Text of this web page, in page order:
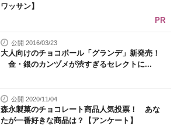
ワッサン】
PR
公開 2016/03/23
大人向けのチョコボール「グランデ」新発売！
金・銀のカンヅメが渋すぎるセレクトに...
公開 2020/11/04
森永製菓のチョコレート商品人気投票！ あな
たが一番好きな商品は？【アンケート】